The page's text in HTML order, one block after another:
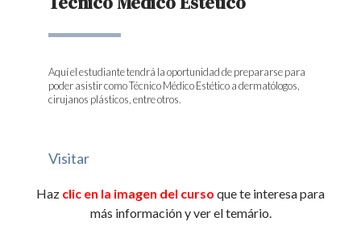
Aquí el estudiante tendrá la oportunidad de prepararse para
poder asistir como Técnico Médico Estético a dermatólogos,
cirujanos plásticos, entre otros.
Visitar
Haz clic en la imagen del curso que te interesa para
más información y ver el temário.